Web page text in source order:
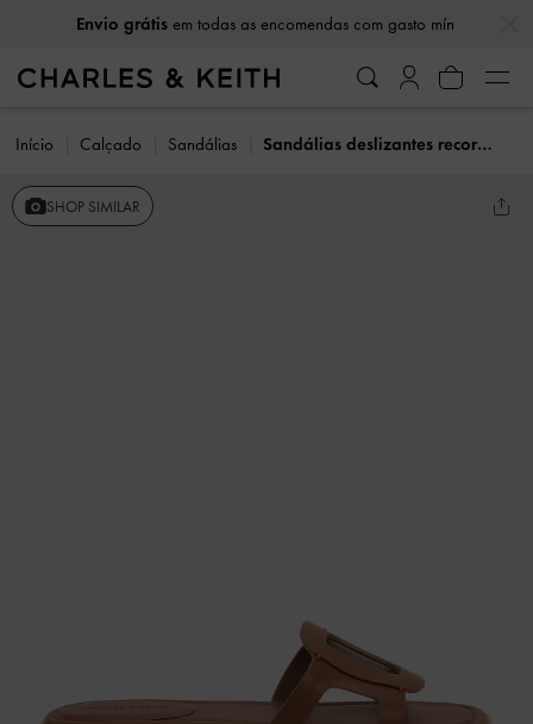
Envio grátisem todas as encomendas com gasto mín
Início Calçado Sandálias Sandálias deslizantes recortadas Easley
SHOP SIMILAR